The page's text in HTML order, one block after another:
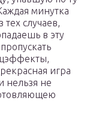
минутка
случаев,
в эту
игра
нельзя не